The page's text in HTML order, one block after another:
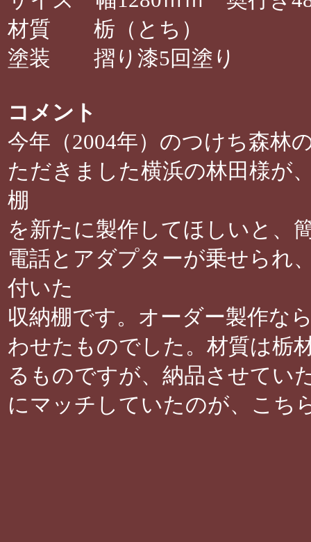
材質 栃（とち）
塗装 摺り漆5回塗り
コメント
今年（2004年）のつけち森林
ただきました横浜の林田様が
棚
を新たに製作してほしいと、
電話とアダプターが乗せられ
付いた
収納棚です。オーダー製作な
わせたものでした。材質は栃
るものですが、納品させてい
にマッチしていたのが、こち